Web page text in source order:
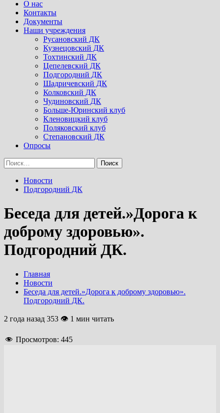
Menu
О нас
Контакты
Документы
Наши учреждения
Русановский ДК
Кузнецовский ДК
Тохтинский ДК
Цепелевский ДК
Подгородний ДК
Шадричевский ДК
Колковский ДК
Чудиновский ДК
Больше-Юринский клуб
Кленовицкий клуб
Поляковский клуб
Степановский ДК
Опросы
Найти:
Новости
Подгородний ДК
Беседа для детей.»Дорога к
доброму здоровью».
Подгородний ДК.
Главная
Новости
Беседа для детей.»Дорога к доброму здоровью».
Подгородний ДК.
2 года назад 353 👁 1 мин читать
Просмотров: 445